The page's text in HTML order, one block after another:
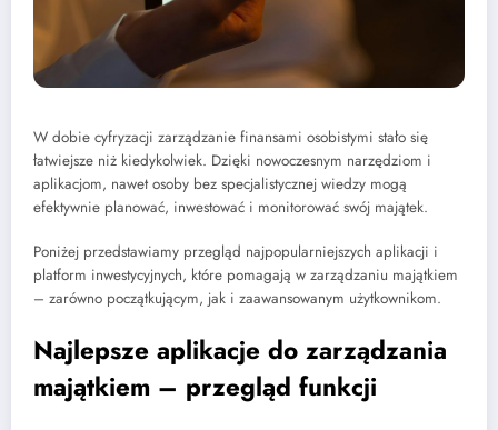
W dobie cyfryzacji zarządzanie finansami osobistymi stało się
łatwiejsze niż kiedykolwiek. Dzięki nowoczesnym narzędziom i
aplikacjom, nawet osoby bez specjalistycznej wiedzy mogą
efektywnie planować, inwestować i monitorować swój majątek.
Poniżej przedstawiamy przegląd najpopularniejszych aplikacji i
platform inwestycyjnych, które pomagają w zarządzaniu majątkiem
– zarówno początkującym, jak i zaawansowanym użytkownikom.
Najlepsze aplikacje do zarządzania
majątkiem – przegląd funkcji